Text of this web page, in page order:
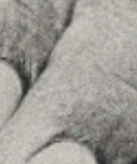
08036 , Barcelona
+34934677414
Veure a Google Maps
Príncipe de Vergara, 108 , 5ª
28002 , Madrid
+34 915759925
Veure a Google Maps